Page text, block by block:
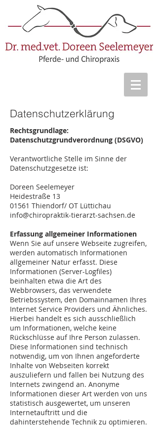
Datenschutzerklärung
Rechtsgrundlage: ​​
Datenschutzgrundverordnung (DSGVO)
​​Verantwortliche Stelle im Sinne der
Datenschutzgesetze ist:
Doreen Seelemeyer
Heidestraße 13
01561 Thiendorf/ OT Lüttichau
info@chiropraktik-tierarzt-sachsen.de
Erfassung allgemeiner Informationen
Wenn Sie auf unsere Webseite zugreifen,
werden automatisch Informationen
allgemeiner Natur erfasst. Diese
Informationen (Server-Logfiles)
beinhalten etwa die Art des
Webbrowsers, das verwendete
Betriebssystem, den Domainnamen Ihres
Internet Service Providers und Ähnliches.
Hierbei handelt es sich ausschließlich
um Informationen, welche keine
Rückschlüsse auf Ihre Person zulassen.
Diese Informationen sind technisch
notwendig, um von Ihnen angeforderte
Inhalte von Webseiten korrekt
auszuliefern und fallen bei Nutzung des
Internets zwingend an. Anonyme
Informationen dieser Art werden von uns
statistisch ausgewertet, um unseren
Internetauftritt und die
dahinterstehende Technik zu optimieren.